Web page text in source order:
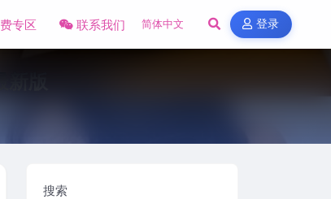
专区 联系我们 登录
新版
搜索